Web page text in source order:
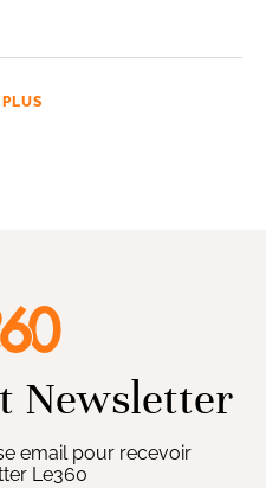
Newsletter
email pour recevoir
Le360